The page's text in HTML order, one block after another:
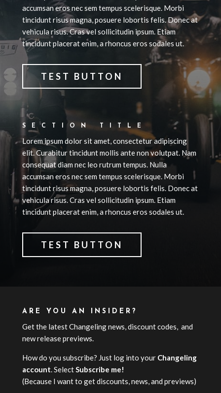
accumsan eros nec sem tempus scelerisque. Morbi
tincidunt risus magna, posuere lobortis felis. Donec at
vehicula risus. Cras vel sollicitudin ipsum. Etiam
tincidunt placerat enim, a rhoncus eros sodales ut.
TEST BUTTON
SECTION TITLE
Lorem ipsum dolor sit amet, consectetur adipiscing
elit. Curabitur tincidunt mollis ante non volutpat. Nam
consequat diam nec leo rutrum tempus. Nulla
accumsan eros nec sem tempus scelerisque. Morbi
tincidunt risus magna, posuere lobortis felis. Donec at
vehicula risus. Cras vel sollicitudin ipsum. Etiam
tincidunt placerat enim, a rhoncus eros sodales ut.
TEST BUTTON
ARE YOU AN INSIDER?
Get the latest Changeling news, discount codes, and
new release previews.
How do you subscribe? Just log into your Changeling
account. SelectSubscribe me!
(Because I want to get discounts, news, and previews)